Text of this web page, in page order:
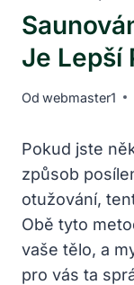
Je Lepší
Od webmaster1
Pokud jste
způsob
otužování,
Obě tyto
vaše tělo, a
pro vás ta